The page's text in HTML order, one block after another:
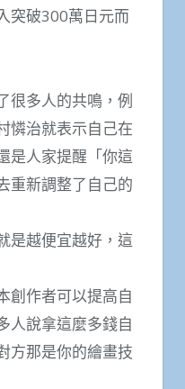
突破300萬日元而
很多人的共鳴，例
憐治就表示自己在
是人家提醒「你這
重新調整了自己的
是越便宜越好，這
創作者可以提高自
人說拿這麼多錢自
方那是你的繪畫技